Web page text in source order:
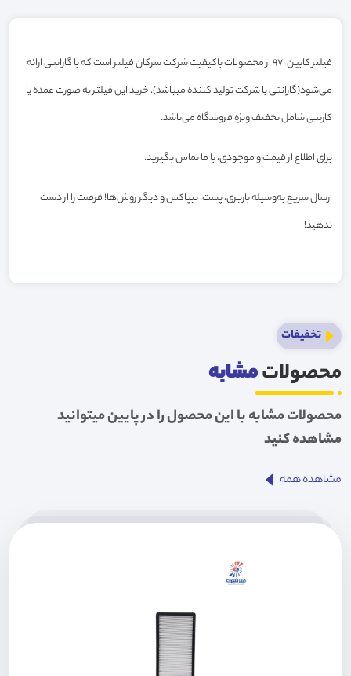
فیلتر کابین 971 از محصولات باکیفیت شرکت سرکان فیلتر است که با گارانتی ارائه
می‌شود(گارانتی با شرکت تولید کننده میباشد). خرید این فیلتر به صورت عمده یا
کارتنی شامل تخفیف ویژه فروشگاه می‌باشد.
برای اطلاع از قیمت و موجودی، با ما تماس بگیرید.
ارسال سریع به‌وسیله باربری، پست، تیپاکس و دیگر روش‌ها! فرصت را از دست
ندهید!
تخفیفات
محصولاتمشابه
محصولات مشابه با این محصول را در پایین میتوانید
مشاهده کنید
مشاهده همه